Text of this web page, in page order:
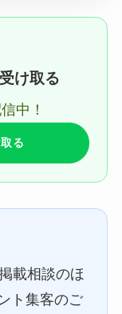
け取る
中！
る
載相談のほ
ト集客のご